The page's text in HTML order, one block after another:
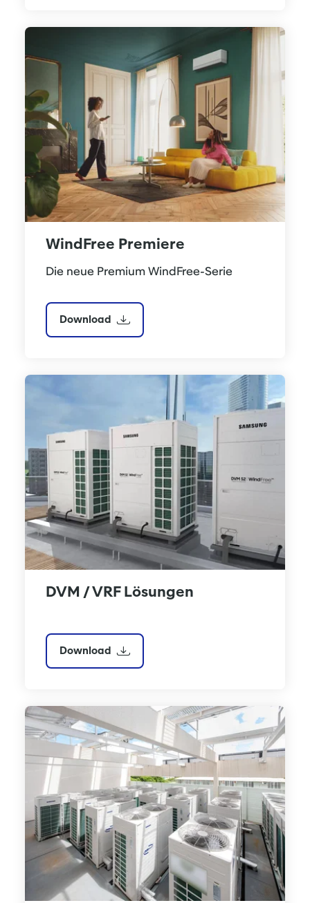
WindFree Premiere
Die neue Premium WindFree-Serie
Download
DVM / VRF Lösungen
Download